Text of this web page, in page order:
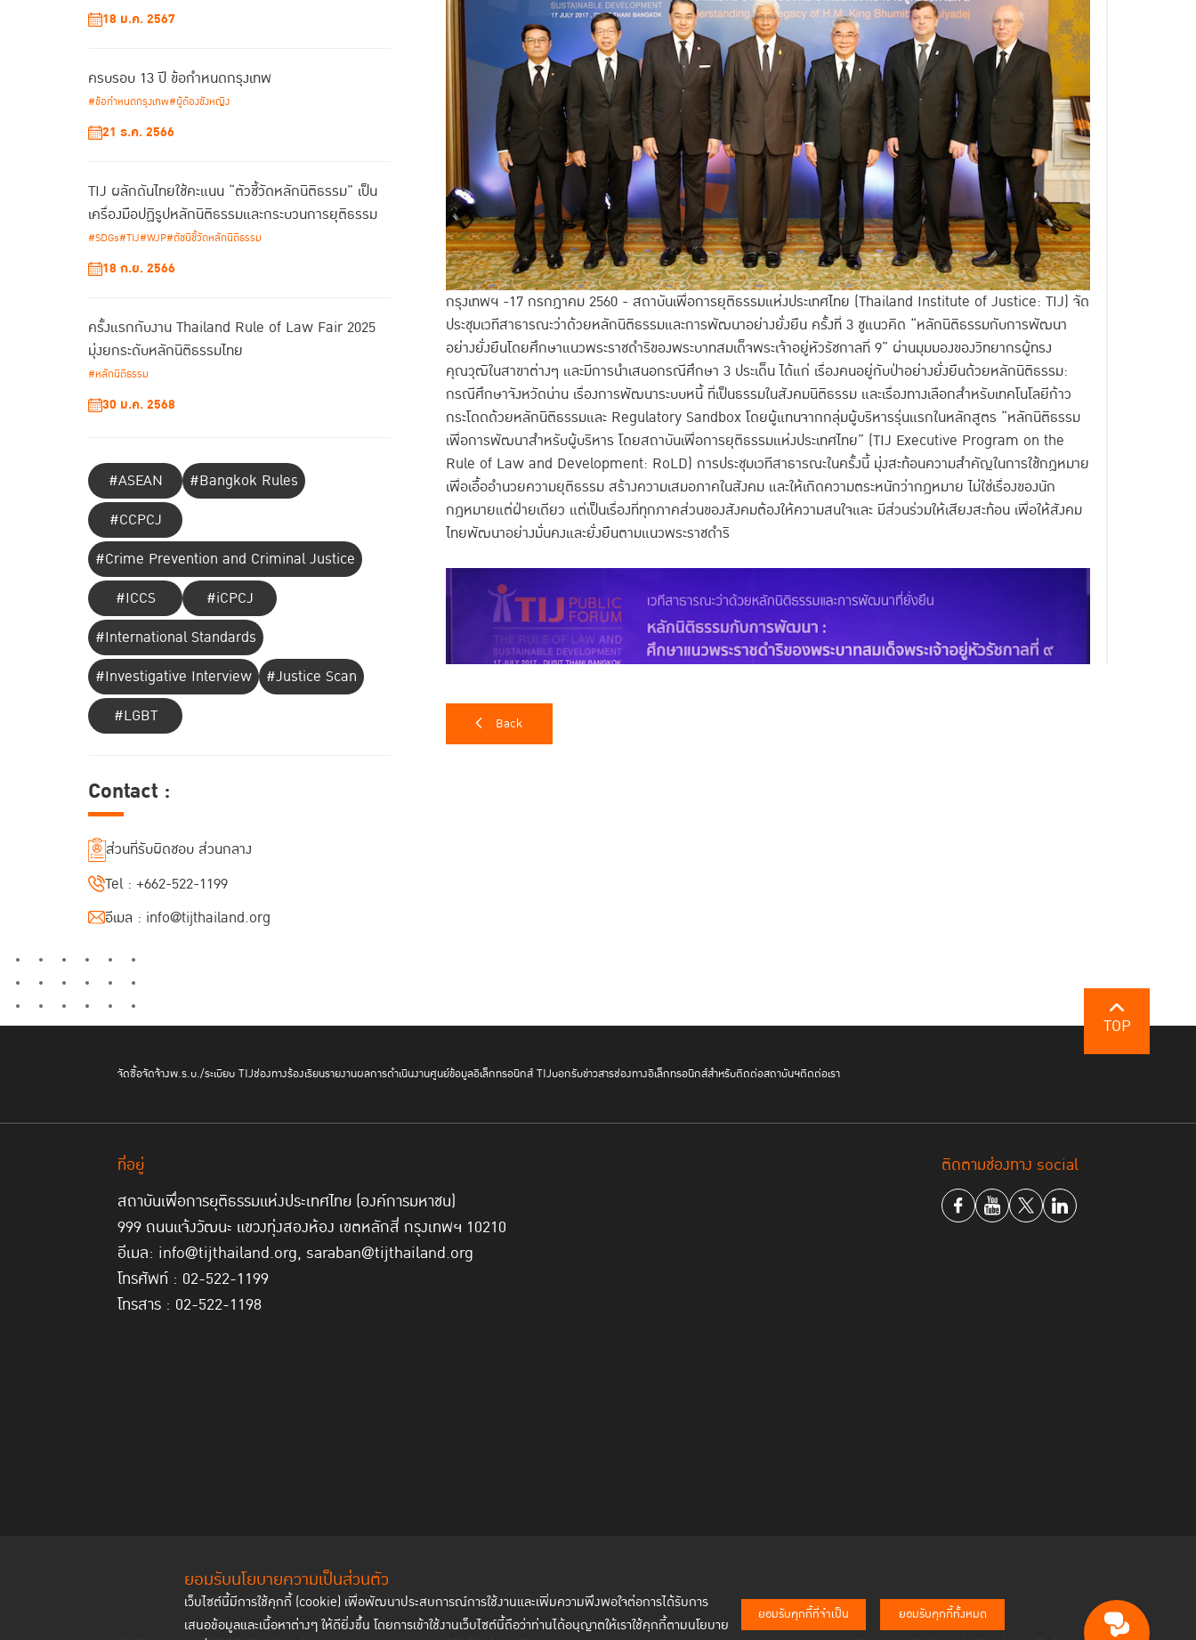
ยอมรับนโยบายความเป็นส่วนตัว
เว็บไซต์นี้มีการใช้คุกกี้ (cookie) เพื่อพัฒนาประสบการณ์การใช้งานและเพิ่มความพึงพอใจต่อการได้รับการ
เสนอข้อมูลและเนื้อหาต่างๆ ให้ดียิ่งขึ้น โดยการเข้าใช้งานเว็บไซต์นี้ถือว่าท่านได้อนุญาตให้เราใช้คุกกี้ตามนโยบาย
ยอมรับคุกกี้ที่จำเป็น ยอมรับคุกกี้ทั้งหมด
กรุงเทพฯ -17 กรกฎาคม 2560 - สถาบันเพื่อการยุติธรรมแห่งประเทศไทย (Thailand Institute of Justice: TIJ) จัด
ประชุมเวทีสาธารณะว่าด้วยหลักนิติธรรมและการพัฒนาอย่างยั่งยืน ครั้งที่ 3 ชูแนวคิด “หลักนิติธรรมกับการพัฒนา
อย่างยั่งยืนโดยศึกษาแนวพระราชดำริของพระบาทสมเด็จพระเจ้าอยู่หัวรัชกาลที่ 9” ผ่านมุมมองของวิทยากรผู้ทรง
คุณวุฒิในสาขาต่างๆ และมีการนำเสนอกรณีศึกษา 3 ประเด็น ได้แก่ เรื่องคนอยู่กับป่าอย่างยั่งยืนด้วยหลักนิติธรรม:
กรณีศึกษาจังหวัดน่าน เรื่องการพัฒนาระบบหนี้ ที่เป็นธรรมในสังคมนิติธรรม และเรื่องทางเลือกสำหรับเทคโนโลยีก้าว
กระโดดด้วยหลักนิติธรรมและ Regulatory Sandbox โดยผู้แทนจากกลุ่มผู้บริหารรุ่นแรกในหลักสูตร “หลักนิติธรรม
เพื่อการพัฒนาสำหรับผู้บริหาร โดยสถาบันเพื่อการยุติธรรมแห่งประเทศไทย” (TIJ Executive Program on the
Rule of Law and Development: RoLD) การประชุมเวทีสาธารณะในครั้งนี้ มุ่งสะท้อนความสำคัญในการใช้กฎหมาย
เพื่อเอื้ออำนวยความยุติธรรม สร้างความเสมอภาคในสังคม และให้เกิดความตระหนักว่ากฎหมาย ไม่ใช่เรื่องของนัก
กฎหมายแต่ฝ่ายเดียว แต่เป็นเรื่องที่ทุกภาคส่วนของสังคมต้องให้ความสนใจและ มีส่วนร่วมให้เสียงสะท้อน เพื่อให้สังคม
ไทยพัฒนาอย่างมั่นคงและยั่งยืนตามแนวพระราชดำริ
ครองแผ่นดินโดยธรรม เพื่อประโยชน์สุขแห่งมหาชนชาวสยาม” และ พระบรมราโชวาทตอนหนึ่งของพระบาทสมเด็จ
ความยุติธรรม เป็นแต่เพียงเครื่องมืออย่างหนึ่ง สำหรับใช้ในการรักษาและอำนวยความยุติธรรมเท่านั้น การใช้กฎหมายจึง
มิได้มีวงแคบอยู่เพียงแค่ขอบเขต ของกฎหมาย หากต้องขยายออกไปให้ถึงศีลธรรมจรรยาตลอดจนเหตุและผลตามความ
นี้ ยังไม่ได้รับความสนใจในวงกว้าง อีกทั้งการปฏิบัติพระราชกรณียกิจตลอดกว่า 70 ปีแห่งการครองราชย์ ได้สะท้อนให้
เห็นว่า พระบาทสมเด็จพระเจ้าอยู่หัวรัชกาลที่ 9 ได้ทรงนำเอาแนวคิดข้างต้นมาทรงปฏิบัติ ให้เป็นรูปธรรมเป็นที่ประจักษ์ต่อ
ปวงชนชาวไทยทุกคน
Back
18 ม.ค. 2567
ครบรอบ 13 ปี ข้อกำหนดกรุงเทพ
#ข้อกำหนดกรุงเทพ#ผู้ต้องขังหญิง
21 ธ.ค. 2566
TIJ ผลักดันไทยใช้คะแนน “ตัวชี้วัดหลักนิติธรรม” เป็น
เครื่องมือปฏิรูปหลักนิติธรรมและกระบวนการยุติธรรม
#SDGs#TIJ#WJP#ดัชนีชี้วัดหลักนิติธรรม
18 ก.ย. 2566
ครั้งแรกกับงาน Thailand Rule of Law Fair 2025
มุ่งยกระดับหลักนิติธรรมไทย
#หลักนิติธรรม
30 ม.ค. 2568
#ASEAN
#Bangkok Rules
#CCPCJ
#Crime Prevention and Criminal Justice
#ICCS
#iCPCJ
#International Standards
#Investigative Interview
#Justice Scan
#LGBT
Contact :
ส่วนที่รับผิดชอบ ส่วนกลาง
Tel : +662-522-1199
อีเมล : info@tijthailand.org
TOP
จัดซื้อจัดจ้างพ.ร.บ./ระเบียบ TIJช่องทางร้องเรียนรายงานผลการดำเนินงานศูนย์ข้อมูลอิเล็กทรอนิกส์ TIJบอกรับข่าวสารช่องทางอิเล็กทรอนิกส์สำหรับติดต่อสถาบันฯติดต่อเรา
ที่อยู่
สถาบันเพื่อการยุติธรรมแห่งประเทศไทย (องค์การมหาชน)
999 ถนนแจ้งวัฒนะ แขวงทุ่งสองห้อง เขตหลักสี่ กรุงเทพฯ 10210
อีเมล: info@tijthailand.org, saraban@tijthailand.org
โทรศัพท์ : 02-522-1199
โทรสาร : 02-522-1198
ติดตามช่องทาง social